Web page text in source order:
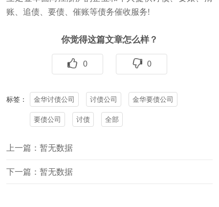
账、追债、要债、催账等债务催收服务!
你觉得这篇文章怎么样？
0 0
标签： 金华讨债公司 讨债公司 金华要债公司
要债公司 讨债 全部
上一篇：暂无数据
下一篇：暂无数据